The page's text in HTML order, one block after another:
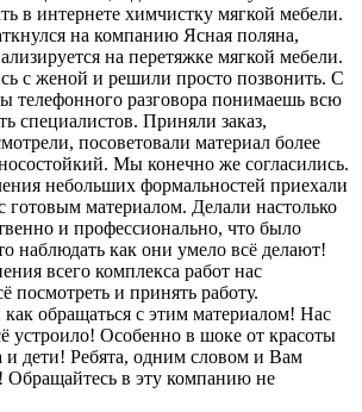
в интернете химчистку мягкой мебели.
на компанию Ясная поляна,
на перетяжке мягкой мебели.
с женой и решили просто позвонить. С
телефонного разговора понимаешь всю
специалистов. Приняли заказ,
посоветовали материал более
Мы конечно же согласились.
небольших формальностей приехали
готовым материалом. Делали настолько
и профессионально, что было
наблюдать как они умело всё делают!
всего комплекса работ нас
посмотреть и принять работу.
обращаться с этим материалом! Нас
устроило! Особенно в шоке от красоты
и дети! Ребята, одним словом и Вам
Обращайтесь в эту компанию не